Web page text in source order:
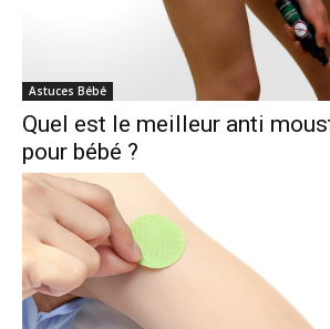
Astuces Bébé
Quel est le meilleur anti
pour bébé ?